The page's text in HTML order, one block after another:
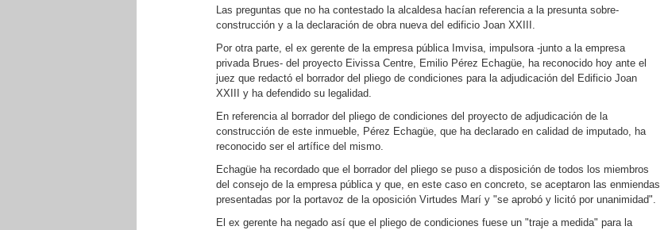
Las preguntas que no ha contestado la alcaldesa hacían referencia a la presunta sobre-
construcción y a la declaración de obra nueva del edificio Joan XXIII.
Por otra parte, el ex gerente de la empresa pública Imvisa, impulsora -junto a la empresa
privada Brues- del proyecto Eivissa Centre, Emilio Pérez Echagüe, ha reconocido hoy ante el
juez que redactó el borrador del pliego de condiciones para la adjudicación del Edificio Joan
XXIII y ha defendido su legalidad.
En referencia al borrador del pliego de condiciones del proyecto de adjudicación de la
construcción de este inmueble, Pérez Echagüe, que ha declarado en calidad de imputado, ha
reconocido ser el artífice del mismo.
Echagüe ha recordado que el borrador del pliego se puso a disposición de todos los miembros
del consejo de la empresa pública y que, en este caso en concreto, se aceptaron las enmiendas
presentadas por la portavoz de la oposición Virtudes Marí y "se aprobó y licitó por unanimidad".
El ex gerente ha negado así que el pliego de condiciones fuese un "traje a medida" para la